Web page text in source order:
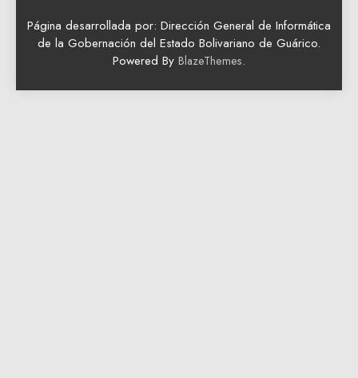
Página desarrollada por: Dirección General de Informática
de la Gobernación del Estado Bolivariano de Guárico.
Powered By BlazeThemes.